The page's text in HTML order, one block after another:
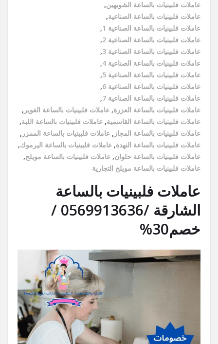
عاملات فلبينيات بالساعة الشويهين,
عاملات فلبينيات بالساعة الصناعية,
عاملات فلبينيات بالساعة الصناعية 1
,
عاملات فلبينيات بالساعة الصناعية 2
,
عاملات فلبينيات بالساعة الصناعية 3
,
عاملات فلبينيات بالساعة الصناعية 4
,
عاملات فلبينيات بالساعة الصناعية 5
,
عاملات فلبينيات بالساعة الصناعية 6
,
عاملات فلبينيات بالساعة الصناعية 7
,
عاملات فلبينيات بالساعة العزرة, عاملات فلبينيات بالساعة الغوير ,
عاملات فلبينيات بالساعة القاسمية, عاملات فلبينيات بالساعة اللية,
عاملات فلبينيات بالساعة المجاز , عاملات فلبينيات بالساعة الممزر ,
عاملات فلبينيات بالساعة النهدة, عاملات فلبينيات بالساعة اليرموك,
عاملات فلبينيات بالساعة حلوان, عاملات فلبينيات بالساعة مويلح,
عاملات فلبينيات بالساعة مويلح التجارية
عاملات فلبينيات بالساعة
الشارقة /0569913636 /
خصم30%